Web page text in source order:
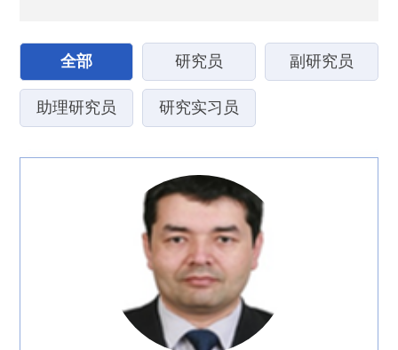
全部 研究员 副研究员
助理研究员 研究实习员